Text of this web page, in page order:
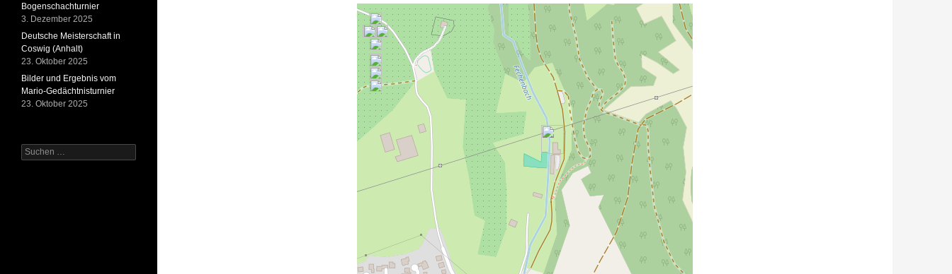
Bogenschachturnier
3. Dezember 2025
Deutsche Meisterschaft in
Coswig (Anhalt)
23. Oktober 2025
Bilder und Ergebnis vom
Mario-Gedächtnisturnier
23. Oktober 2025
Suchen
nach: